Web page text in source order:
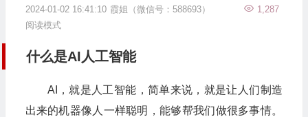
2024-01-02 16:41:10 霞姐（微信号：588693）
1,287
阅读模式
什么是AI人工智能
AI，就是人工智能，简单来说，就是让人们制造
出来的机器像人一样聪明，能够帮我们做很多事情。